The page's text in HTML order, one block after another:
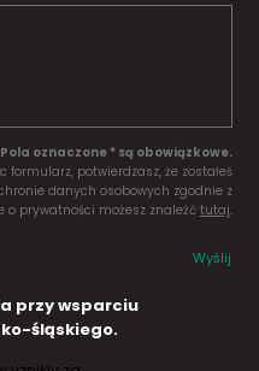
Pola oznaczone * są obowiązkowe.
formularz, potwierdzasz, że zostałeś
danych osobowych zgodnie z
o prywatności możesz znaleźć tutaj.
Wyślij
przy wsparciu
śląskiego.